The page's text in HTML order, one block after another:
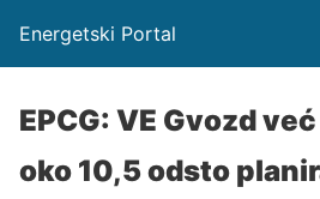
Energetski Portal
EPCG: VE Gvozd
oko 10,5 odsto